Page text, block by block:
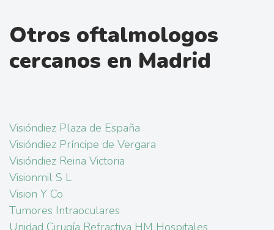
Otros oftalmologos
cercanos en Madrid
Visióndiez Plaza de España
Visióndiez Príncipe de Vergara
Visióndiez Reina Victoria
Visionmil S L
Vision Y Co
Tumores Intraoculares
Unidad Cirugía Refractiva HM Hospitales